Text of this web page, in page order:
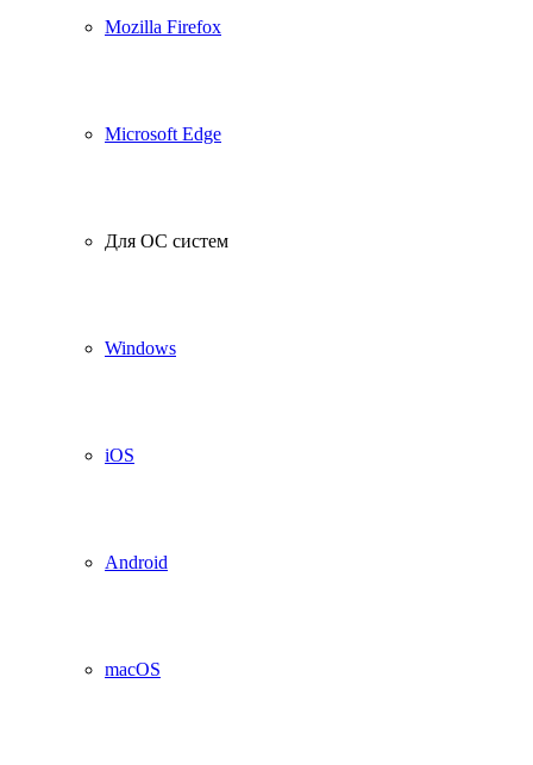
Mozilla Firefox
Microsoft Edge
Для ОС систем
Windows
iOS
Android
macOS